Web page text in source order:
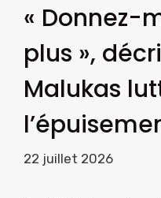
« Donnez-
plus »,
Malukas
22 juillet 2026